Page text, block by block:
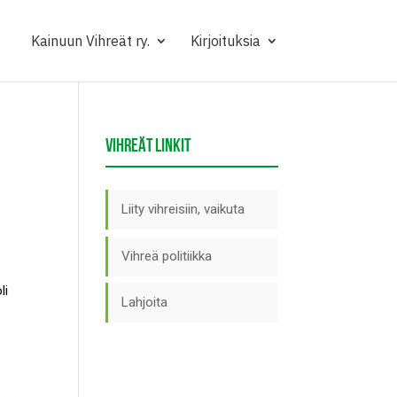
Kainuun Vihreät ry. Kirjoituksia
VIHREÄT LINKIT
Liity vihreisiin, vaikuta
Vihreä politiikka
Lahjoita